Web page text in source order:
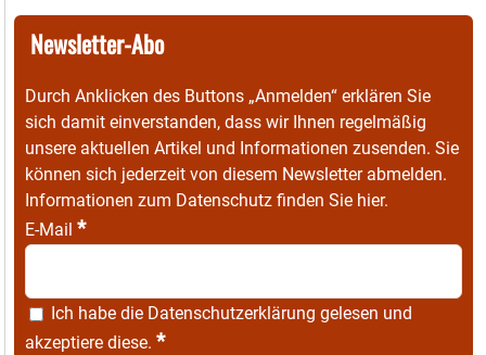
Newsletter-Abo
Durch Anklicken des Buttons „Anmelden“ erklären Sie
sich damit einverstanden, dass wir Ihnen regelmäßig
unsere aktuellen Artikel und Informationen zusenden. Sie
können sich jederzeit von diesem Newsletter abmelden.
Informationen zum Datenschutz finden Sie hier.
E-Mail *
Ich habe die Datenschutzerklärung gelesen und
akzeptiere diese. *